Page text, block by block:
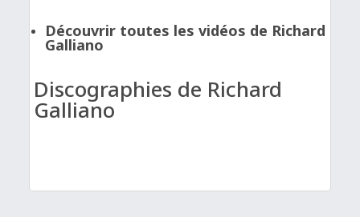
Découvrir toutes les vidéos de Richard
Galliano
Discographies de Richard
Galliano